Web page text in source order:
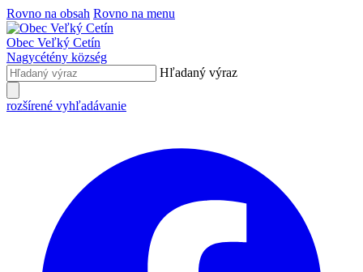
Rovno na obsah Rovno na menu
Obec Veľký Cetín
Nagycétény község
Hľadaný výraz
rozšírené vyhľadávanie